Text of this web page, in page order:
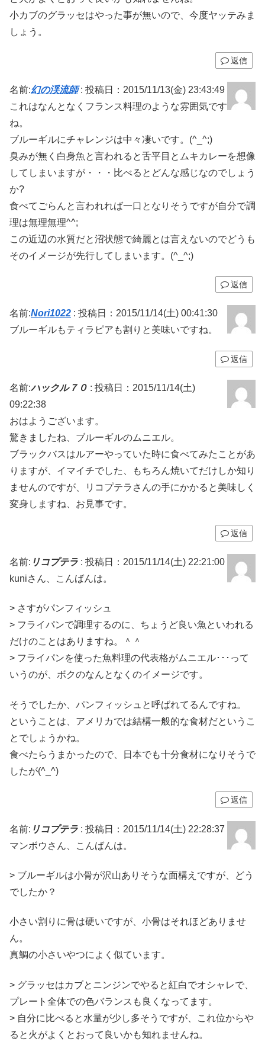
小カブのグラッセはやった事が無いので、今度ヤッテみま
しょう。
返信
名前:幻の渓流師: 投稿日：2015/11/13(金) 23:43:49
これはなんとなくフランス料理のような雰囲気です
ね。
ブルーギルにチャレンジは中々凄いです。(^_^;)
臭みが無く白身魚と言われると舌平目とムキカレーを想像
してしまいますが・・・比べるとどんな感じなのでしょう
か?
食べてごらんと言われれば一口となりそうですが自分で調
理は無理無理^^;
この近辺の水質だと沼状態で綺麗とは言えないのでどうも
そのイメージが先行してしまいます。(^_^;)
返信
名前:Nori1022 : 投稿日：2015/11/14(土) 00:41:30
ブルーギルもティラピアも割りと美味いですね。
返信
名前:ハックル７０ : 投稿日：2015/11/14(土)
09:22:38
おはようございます。
驚きましたね、ブルーギルのムニエル。
ブラックバスはルアーやっていた時に食べてみたことがあ
りますが、イマイチでした、もちろん焼いてだけしか知り
ませんのですが、リコプテラさんの手にかかると美味しく
変身しますね、お見事です。
返信
名前: リコプテラ : 投稿日：2015/11/14(土) 22:21:00
kuniさん、こんばんは。
> さすがパンフィッシュ
> フライパンで調理するのに、ちょうど良い魚といわれる
だけのことはありますね。＾＾
> フライパンを使った魚料理の代表格がムニエル･･･って
いうのが、ボクのなんとなくのイメージです。
そうでしたか、パンフィッシュと呼ばれてるんですね。
ということは、アメリカでは結構一般的な食材だというこ
とでしょうかね。
食べたらうまかったので、日本でも十分食材になりそうで
したが(^_^)
返信
名前: リコプテラ : 投稿日：2015/11/14(土) 22:28:37
マンボウさん、こんばんは。
> ブルーギルは小骨が沢山ありそうな面構えですが、どう
でしたか？
小さい割りに骨は硬いですが、小骨はそれほどありませ
ん。
真鯛の小さいやつによく似ています。
> グラッセはカブとニンジンでやると紅白でオシャレで、
プレート全体での色バランスも良くなってます。
> 自分に比べると水量が少し多そうですが、これ位からや
ると火がよくとおって良いかも知れませんね。